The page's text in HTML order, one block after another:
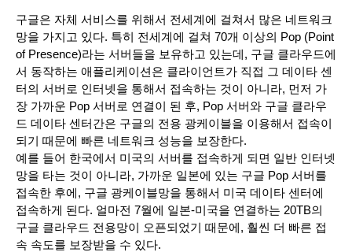
구글은 자체 서비스를 위해서 전세계에 걸쳐서 많은 네트워크
망을 가지고 있다. 특히 전세계에 걸쳐 70개 이상의 Pop (Point
of Presence)라는 서버들을 보유하고 있는데, 구글 클라우드에
서 동작하는 애플리케이션은 클라이언트가 직접 그 데이타 센
터의 서버로 인터넷을 통해서 접속하는 것이 아니라, 먼저 가
장 가까운 Pop 서버로 연결이 된 후, Pop 서버와 구글 클라우
드 데이타 센터간은 구글의 전용 광케이블을 이용해서 접속이
되기 때문에 빠른 네트워크 성능을 보장한다.
예를 들어 한국에서 미국의 서버를 접속하게 되면 일반 인터넷
망을 타는 것이 아니라, 가까운 일본에 있는 구글 Pop 서버를
접속한 후에, 구글 광케이블망을 통해서 미국 데이타 센터에
접속하게 된다. 얼마전 7월에 일본-미국을 연결하는 20TB의
구글 클라우드 전용망이 오픈되었기 때문에, 훨씬 더 빠른 접
속 속도를 보장받을 수 있다.